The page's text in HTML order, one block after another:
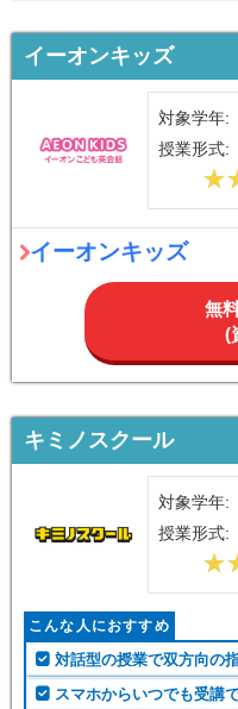
イーオンキッズ
対象学年:
授業形式:
イーオンキッズ
無
(
キミノスクール
対象学年:
授業形式:
こんな人におすすめ
対話型の授業で双方向の
スマホからいつでも受講